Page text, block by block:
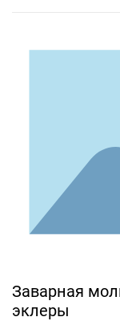
Заварная
эклеры